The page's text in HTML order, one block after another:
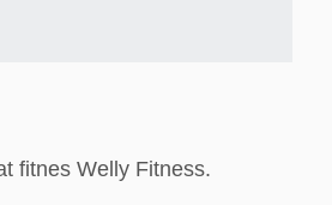
fitnes Welly Fitness.